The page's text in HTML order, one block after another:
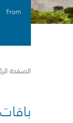
From
الصفحة